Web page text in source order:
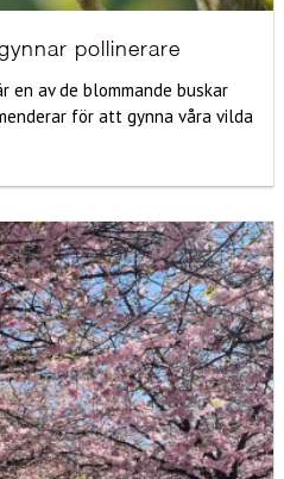
pollinerare
en av de blommande buskar
för att gynna våra vilda